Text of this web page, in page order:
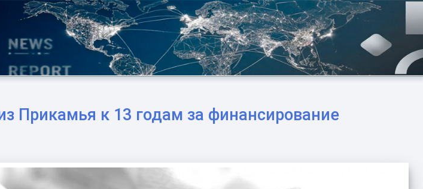
Прикамья к 13 годам за финансирование